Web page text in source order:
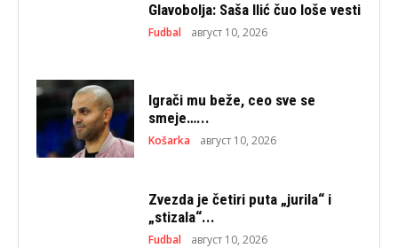
Glavobolja: Saša Ilić čuo loše vesti
Fudbal август 10, 2026
Igrači mu beže, ceo sve se
smeje…...
Košarka август 10, 2026
Zvezda je četiri puta „jurila“ i
„stizala“...
Fudbal август 10, 2026